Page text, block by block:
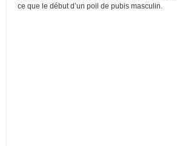
ce que le début d’un poil de pubis masculin.